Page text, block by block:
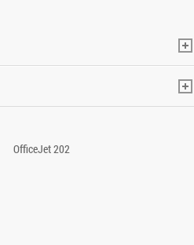
OfficeJet 202